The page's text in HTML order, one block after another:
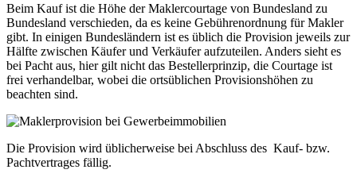
Beim Kauf ist die Höhe der Maklercourtage von Bundesland zu
Bundesland verschieden, da es keine Gebührenordnung für Makler
gibt. In einigen Bundesländern ist es üblich die Provision jeweils zur
Hälfte zwischen Käufer und Verkäufer aufzuteilen. Anders sieht es
bei Pacht aus, hier gilt nicht das Bestellerprinzip, die Courtage ist
frei verhandelbar, wobei die ortsüblichen Provisionshöhen zu
beachten sind.
Die Provision wird üblicherweise bei Abschluss des Kauf- bzw.
Pachtvertrages fällig.